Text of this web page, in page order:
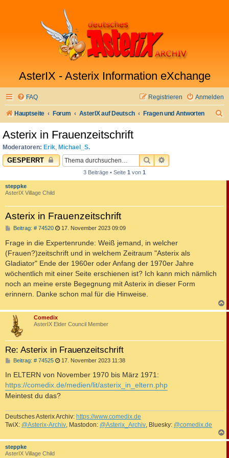
AsterIX - Asterix Information eXchange
FAQ Anmelden
Registrieren
Hauptseite Forum AsterIX auf Deutsch Fragen und Antworten
Asterix in Frauenzeitschrift
Moderatoren: Erik, Michael_S.
GESPERRT SUCHEERWEITERTE
3 Beiträge • Seite 1 von 1
steppke
AsterIX Village Child
Asterix in Frauenzeitschrift
Beitrag: # 74520B
i
t
r
g
17. November 2023 09:09
Frage in die Expertenrunde: Weiß jemand, in welcher
(Frauen?)zeitschrift und in welchem Zeitraum "Asterix als
Gladiator" Ende der 1960er oder Anfang der 1970er Jahre
wöchentlich mit einer Seite erschienen ist? Ich kann mich nämlich
noch an meine erste Begegnung mit Asterix in dieser Form
erinnern. Danke schon mal für die Hinweise.
a
Comedix
AsterIX Elder Council Member
Re: Asterix in Frauenzeitschrift
Beitrag: # 74525B
i
r
g
17. November 2023 11:38
In ELTERN von November 1970 bis März 1971:
https://comedix.de/medien/lit/asterix_in_eltern.php
Meintest du das?
Deutsches Asterix Archiv: https://www.comedix.de
TwiX: @Asterix-Archiv , Mastodon: @Asterix_Archiv , Bluesky: @comedix.de
a
steppke
AsterIX Village Child